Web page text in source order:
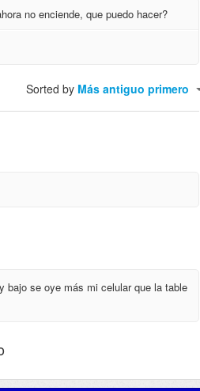
no enciende, que puedo hacer?
Sorted by Más antiguo primero
bajo se oye más mi celular que la table